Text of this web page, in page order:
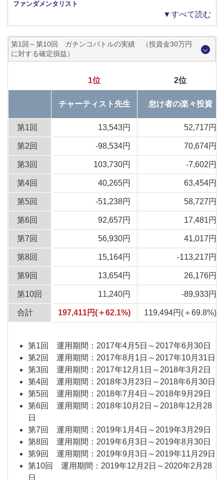
ファンダメンタリスト
▼すべて読む
第1回～第10回 ガチンコバトルの実績 （投資金30万円
に対する確定損益）
1位 2位
チャーティスト先生 怠け者の楽々投資
第1回 13,543円 52,717円
第2回 -98,534円 70,674円
第3回 103,730円 -7,602円
第4回 40,265円 63,454円
第5回 -51,238円 58,727円
第6回 92,657円 17,481円
第7回 56,930円 41,017円
第8回 15,164円 -113,217円
第9回 13,654円 26,176円
第10回 11,240円 -89,933円
合計 197,411円(＋62.1%) 119,494円(＋69.8%)
第1回 運用期間：2017年4月5日～2017年6月30日
第2回 運用期間：2017年8月1日～2017年10月31日
第3回 運用期間：2017年12月1日～2018年3月2日
第4回 運用期間：2018年3月23日～2018年6月30日
第5回 運用期間：2018年7月4日～2018年9月29日
第6回 運用期間：2018年10月2日～2018年12月28
日
第7回 運用期間：2019年1月4日～2019年3月29日
第8回 運用期間：2019年6月3日～2019年8月30日
第9回 運用期間：2019年9月3日～2019年11月29日
第10回 運用期間：2019年12月2日～2020年2月28
日